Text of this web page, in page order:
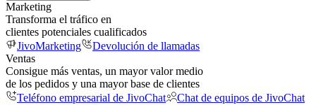
Marketing
Transforma el tráfico en
clientes potenciales cualificados
JivoMarketing
Devolución de llamadas
Ventas
Consigue más ventas, un mayor valor medio
de los pedidos y una mayor base de clientes
Teléfono empresarial de JivoChat
Chat de equipos de JivoChat